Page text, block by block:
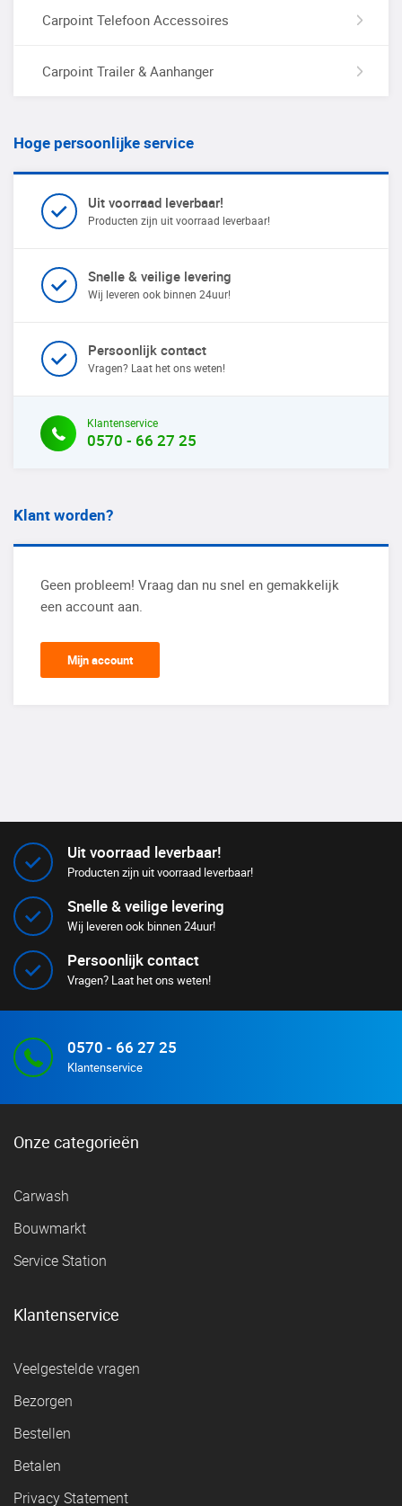
Carpoint Telefoon Accessoires
Carpoint Trailer & Aanhanger
Hoge persoonlijke service
Uit voorraad leverbaar!
Producten zijn uit voorraad leverbaar!
Snelle & veilige levering
Wij leveren ook binnen 24uur!
Persoonlijk contact
Vragen? Laat het ons weten!
Klantenservice
0570 - 66 27 25
Klant worden?
Geen probleem! Vraag dan nu snel en gemakkelijk
een account aan.
Mijn account
Uit voorraad leverbaar!
Producten zijn uit voorraad leverbaar!
Snelle & veilige levering
Wij leveren ook binnen 24uur!
Persoonlijk contact
Vragen? Laat het ons weten!
0570 - 66 27 25
Klantenservice
Onze categorieën
Carwash
Bouwmarkt
Service Station
Klantenservice
Veelgestelde vragen
Bezorgen
Bestellen
Betalen
Privacy Statement